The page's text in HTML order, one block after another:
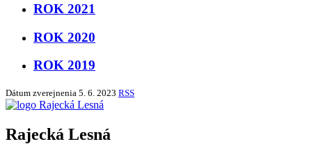
ROK 2021
ROK 2020
ROK 2019
Dátum zverejnenia 5. 6. 2023 RSS
Rajecká Lesná